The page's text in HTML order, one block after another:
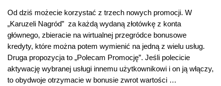
Od dziś możecie korzystać z trzech nowych promocji. W
„Karuzeli Nagród” za każdą wydaną złotówkę z konta
głównego, zbieracie na wirtualnej przegródce bonusowe
kredyty, które można potem wymienić na jedną z wielu usług.
Druga propozycja to „Polecam Promocję”. Jeśli polecicie
aktywację wybranej usługi innemu użytkownikowi i on ją włączy,
to obydwoje otrzymacie w bonusie zwrot wartości …